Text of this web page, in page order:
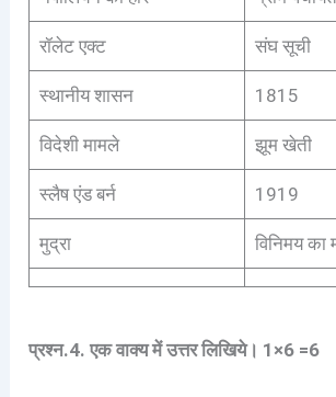
रॉलेट एक्ट संघ सूची
स्थानीय शासन 1815
विदेशी मामले झूम खेती
स्लैष एंड बर्न 1919
मुद्रा विनिमय का
प्रश्न.4. एक वाक्य में उत्तर लिखिये। 1×6 =6